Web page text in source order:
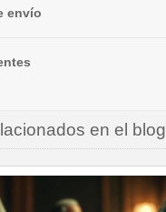
envío
en el blog